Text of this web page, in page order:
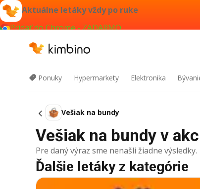
Aktuálne letáky vždy po ruke
Pridať do Chrome - ZADARMO
Ponuky Hypermarkety Elektronika
Vešiak na bundy
Vešiak na bundy v
Pre daný výraz sme nenašli žiadne výsledky.
Ďalšie letáky z kategórie